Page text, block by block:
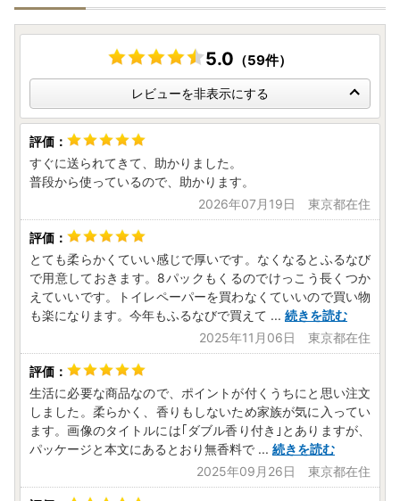
5.0 （59件）
レビューを非表示にする
すぐに送られてきて、助かりました。
普段から使っているので、助かります。
2026年07月19日 東京都在住
とても柔らかくていい感じで厚いです。なくなるとふるなび
で用意しておきます。8パックもくるのでけっこう長くつか
えていいです。トイレペーパーを買わなくていいので買い物
も楽になります。今年もふるなびで買えて ... 続きを読む
2025年11月06日 東京都在住
生活に必要な商品なので、ポイントが付くうちにと思い注文
しました。柔らかく、香りもしないため家族が気に入ってい
ます。画像のタイトルには｢ダブル香り付き｣とありますが、
パッケージと本文にあるとおり無香料で ... 続きを読む
2025年09月26日 東京都在住